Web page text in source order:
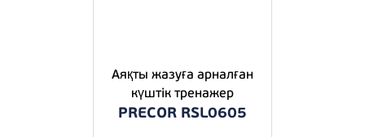
Аяқты жазуға арналған
күштік тренажер
PRECOR RSL0605